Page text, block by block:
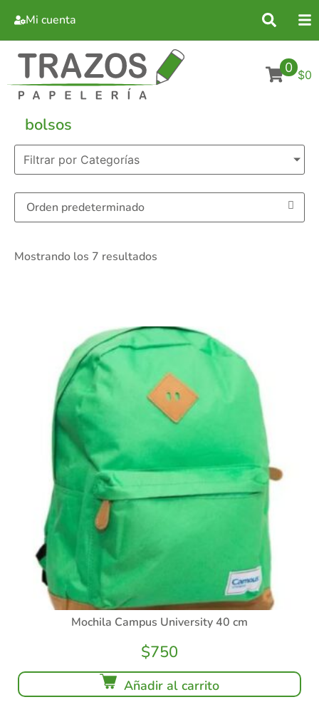
Mi cuenta
0 $0
bolsos
Filtrar por Categorías
Mostrando los 7 resultados
Mochila Campus University 40 cm
$750
Añadir al carrito